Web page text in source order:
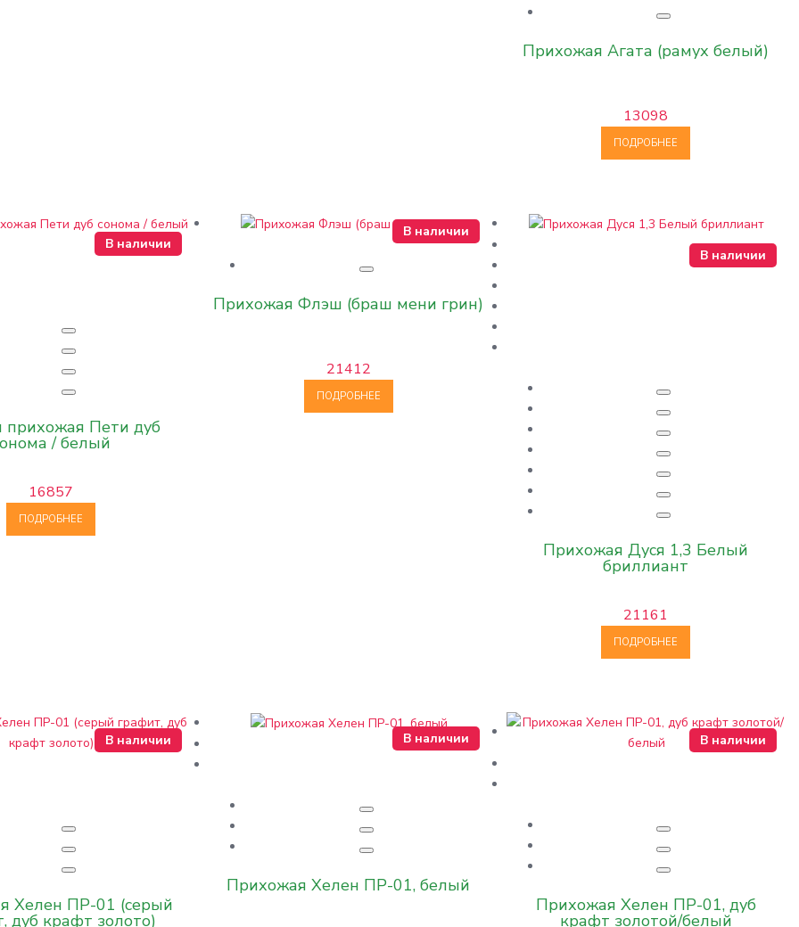
Прихожая Агата (рамух белый)
13098
ПОДРОБНЕЕ
В наличии
прихожая Пети дуб
/ белый
16857
ПОДРОБНЕЕ
В наличии
Прихожая Флэш (браш мени грин)
21412
ПОДРОБНЕЕ
В наличии
Прихожая Дуся 1,3 Белый
бриллиант
21161
ПОДРОБНЕЕ
В наличии
Хелен ПР-01 (серый
дуб крафт золото)
В наличии
Прихожая Хелен ПР-01, белый
В наличии
Прихожая Хелен ПР-01, дуб
крафт золотой/белый